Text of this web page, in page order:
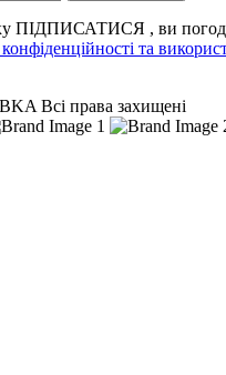
ПІДПИСАТИСЯ , ви
та
Всі права захищені